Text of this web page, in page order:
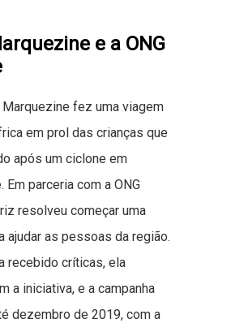
e a ONG
Marquezine fez uma viagem
em prol das crianças que
após um ciclone em
Em parceria com a ONG
resolveu começar uma
ajudar as pessoas da região.
recebido críticas, ela
a iniciativa, e a campanha
dezembro de 2019, com a